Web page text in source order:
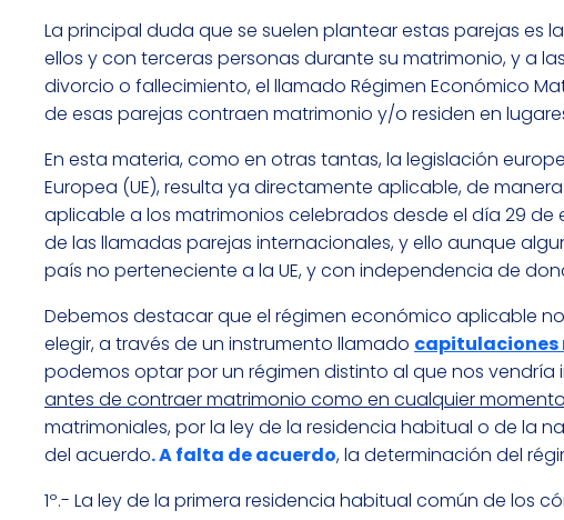
La principal duda que se suelen plantear estas parejas es
ellos y con terceras personas durante su matrimonio, y a
divorcio o fallecimiento, el llamado Régimen Económico
de esas parejas contraen matrimonio y/o residen en
En esta materia, como en otras tantas, la legislación
Europea (UE), resulta ya directamente aplicable, de
aplicable a los matrimonios celebrados desde el día 29 de
de las llamadas parejas internacionales, y ello aunque
país no perteneciente a la UE, y con independencia de
Debemos destacar que el régimen económico aplicable
elegir, a través de un instrumento llamado
podemos optar por un régimen distinto al que nos
antes de contraer matrimonio como en cualquier
matrimoniales, por la ley de la residencia habitual o de la
del acuerdo. A falta de acuerdo, la determinación del
1º.- La ley de la primera residencia habitual común de los